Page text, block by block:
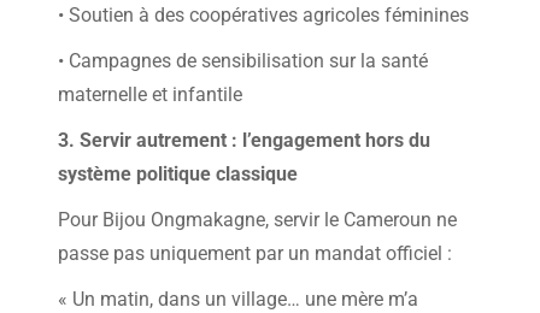
• Soutien à des coopératives agricoles féminines
• Campagnes de sensibilisation sur la santé
maternelle et infantile
3. Servir autrement : l’engagement hors du
système politique classique
Pour Bijou Ongmakagne, servir le Cameroun ne
passe pas uniquement par un mandat officiel :
« Un matin, dans un village… une mère m’a